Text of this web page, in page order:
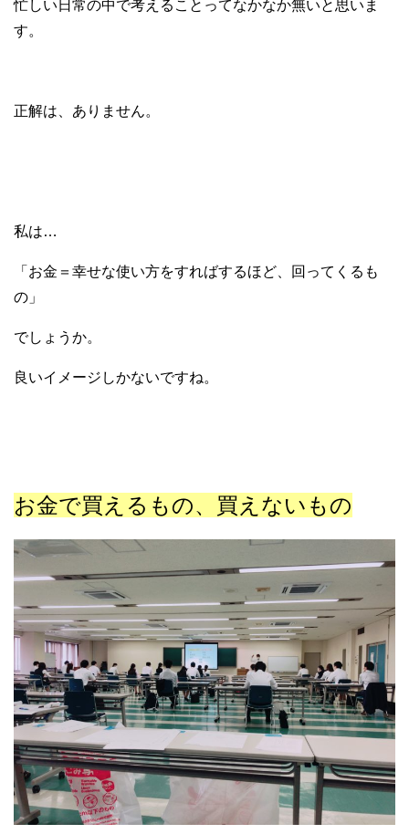
忙しい日常の中で考えることってなかなか無いと思いま
す。
正解は、ありません。
私は…
「お金＝幸せな使い方をすればするほど、回ってくるも
の」
でしょうか。
良いイメージしかないですね。
お金で買えるもの、買えないもの